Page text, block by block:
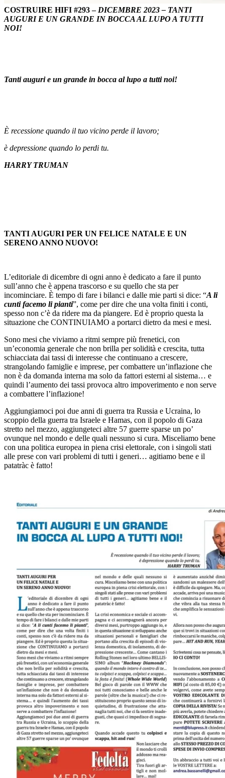
COSTRUIRE HIFI #293 – DICEMBRE 2023 – TANTI
AUGURI E UN GRANDE IN BOCCA AL LUPO A TUTTI
NOI!
Tanti auguri e un grande in bocca al lupo a tutti noi!
È recessione quando il tuo vicino perde il lavoro;
è depressione quando lo perdi tu.
HARRY TRUMAN
TANTI AUGURI PER UN FELICE NATALE E UN
SERENO ANNO NUOVO!
L’editoriale di dicembre di ogni anno è dedicato a fare il punto
sull’anno che è appena trascorso e su quello che sta per
incominciare. È tempo di fare i bilanci e dalle mie parti si dice: “A li
cunti facemo li pianti”, come per dire che una volta finiti i conti,
spesso non c’è da ridere ma da piangere. Ed è proprio questa la
situazione che CONTINUIAMO a portarci dietro da mesi e mesi.
Sono mesi che viviamo a ritmi sempre più frenetici, con
un’economia generale che non brilla per solidità e crescita, tutta
schiacciata dai tassi di interesse che continuano a crescere,
strangolando famiglie e imprese, per combattere un’inflazione che
non è da domanda interna ma solo da fattori esterni al sistema… e
quindi l’aumento dei tassi provoca altro impoverimento e non serve
a combattere l’inflazione!
Aggiungiamoci poi due anni di guerra tra Russia e Ucraina, lo
scoppio della guerra tra Israele e Hamas, con il popolo di Gaza
stretto nel mezzo, aggiungeteci altre 57 guerre sparse un po’
ovunque nel mondo e delle quali nessuno si cura. Misceliamo bene
con una politica europea in piena crisi elettorale, con i singoli stati
alle prese con vari problemi di tutti i generi… agitiamo bene e il
patatràc è fatto!